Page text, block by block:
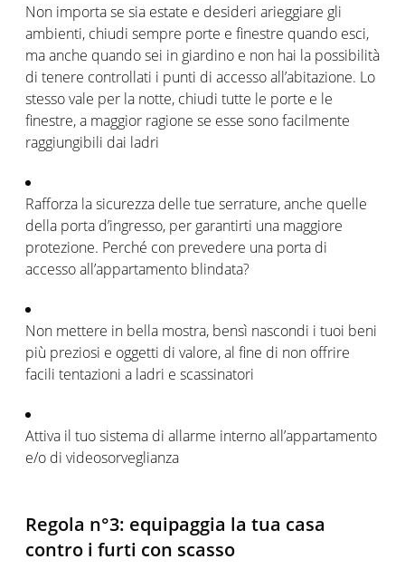
Non importa se sia estate e desideri arieggiare gli
ambienti, chiudi sempre porte e finestre quando esci,
ma anche quando sei in giardino e non hai la possibilità
di tenere controllati i punti di accesso all’abitazione. Lo
stesso vale per la notte, chiudi tutte le porte e le
finestre, a maggior ragione se esse sono facilmente
raggiungibili dai ladri
Rafforza la sicurezza delle tue serrature, anche quelle
della porta d’ingresso, per garantirti una maggiore
protezione. Perché con prevedere una porta di
accesso all’appartamento blindata?
Non mettere in bella mostra, bensì nascondi i tuoi beni
più preziosi e oggetti di valore, al fine di non offrire
facili tentazioni a ladri e scassinatori
Attiva il tuo sistema di allarme interno all’appartamento
e/o di videosorveglianza
Regola n°3: equipaggia la tua casa
contro i furti con scasso